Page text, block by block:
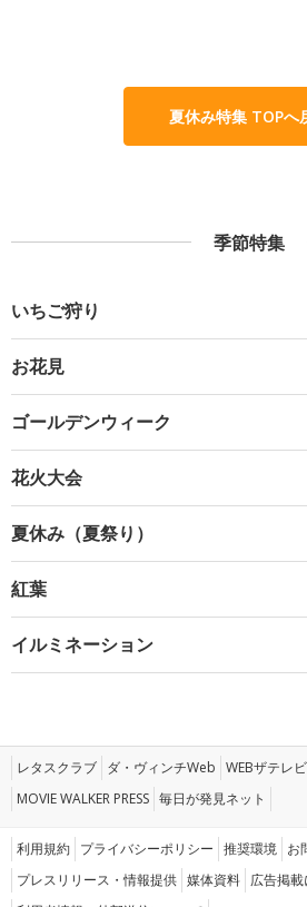
夏休み特集 TOPへ
季節特集
いちご狩り
お花見
ゴールデンウィーク
花火大会
夏休み（夏祭り）
紅葉
イルミネーション
レタスクラブ ダ・ヴィンチWeb WEBザテレ
MOVIE WALKER PRESS 毎日が発見ネット
利用規約 プライバシーポリシー 推奨環境 お
プレスリリース・情報提供 媒体資料 広告掲